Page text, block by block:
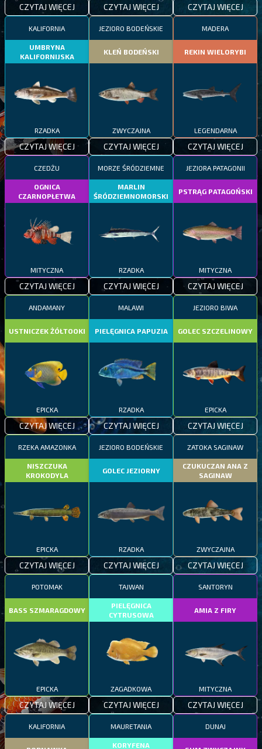
CZYTAJ WIĘCEJ CZYTAJ WIĘCEJ CZYTAJ WIĘCEJ
KALIFORNIA
UMBRYNA
KALIFORNIJSKA
RZADKA
CZYTAJ WIĘCEJ
JEZIORO BODEŃSKIE
KLEŃ BODEŃSKI
ZWYCZAJNA
CZYTAJ WIĘCEJ
MADERA
REKIN WIELORYBI
LEGENDARNA
CZYTAJ WIĘCEJ
CZEDŻU
OGNICA
CZARNOPŁETWA
MITYCZNA
CZYTAJ WIĘCEJ
MORZE ŚRÓDZIEMNE
MARLIN
ŚRÓDZIEMNOMORSKI
RZADKA
CZYTAJ WIĘCEJ
JEZIORA PATAGONII
PSTRĄG PATAGOŃSKI
MITYCZNA
CZYTAJ WIĘCEJ
ANDAMANY
USTNICZEK ŻÓŁTOOKI
EPICKA
CZYTAJ WIĘCEJ
MALAWI
PIELĘGNICA PAPUZIA
RZADKA
CZYTAJ WIĘCEJ
JEZIORO BIWA
GOLEC SZCZELINOWY
EPICKA
CZYTAJ WIĘCEJ
RZEKA AMAZONKA
NISZCZUKA
KROKODYLA
EPICKA
CZYTAJ WIĘCEJ
JEZIORO BODEŃSKIE
GOLEC JEZIORNY
RZADKA
CZYTAJ WIĘCEJ
ZATOKA SAGINAW
CZUKUCZAN ANA Z
SAGINAW
ZWYCZAJNA
CZYTAJ WIĘCEJ
POTOMAK
BASS SZMARAGDOWY
EPICKA
CZYTAJ WIĘCEJ
TAJWAN
PIELĘGNICA
CYTRUSOWA
ZAGADKOWA
CZYTAJ WIĘCEJ
SANTORYN
AMIA Z FIRY
MITYCZNA
CZYTAJ WIĘCEJ
KALIFORNIA MAURETANIA
KORYFENA
DUNAJ